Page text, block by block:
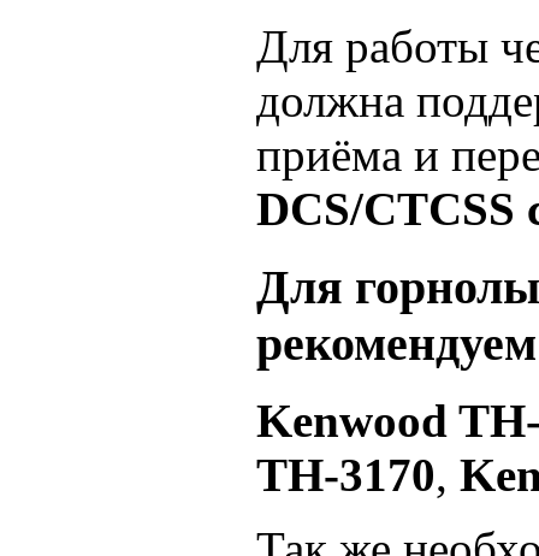
Для работы
должна
приёма и
DCS/CTСSS
Для
Kenwood
TH-3170,